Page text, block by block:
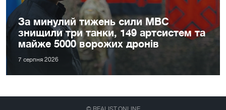
За минулий тижень сили МВС
знищили три танки, 149 артсистем та
майже 5000 ворожих дронів
7 серпня 2026